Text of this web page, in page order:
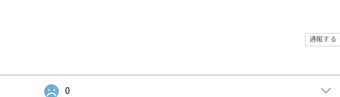
通報する
0